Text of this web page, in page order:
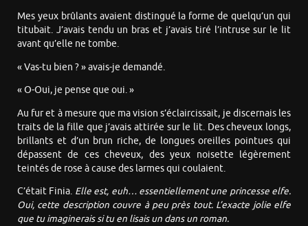
Mes yeux brûlants avaient distingué la forme de quelqu’un qui
titubait. J’avais tendu un bras et j’avais tiré l’intruse sur le lit
avant qu’elle ne tombe.
« Vas-tu bien ? » avais-je demandé.
« O-Oui, je pense que oui. »
Au fur et à mesure que ma vision s’éclaircissait, je discernais les
traits de la fille que j’avais attirée sur le lit. Des cheveux longs,
brillants et d’un brun riche, de longues oreilles pointues qui
dépassent de ces cheveux, des yeux noisette légèrement
teintés de rose à cause des larmes qui coulaient.
C’était Finia. Elle est, euh… essentiellement une princesse elfe.
Oui, cette description couvre à peu près tout. L’exacte jolie elfe
que tu imaginerais si tu en lisais un dans un roman.